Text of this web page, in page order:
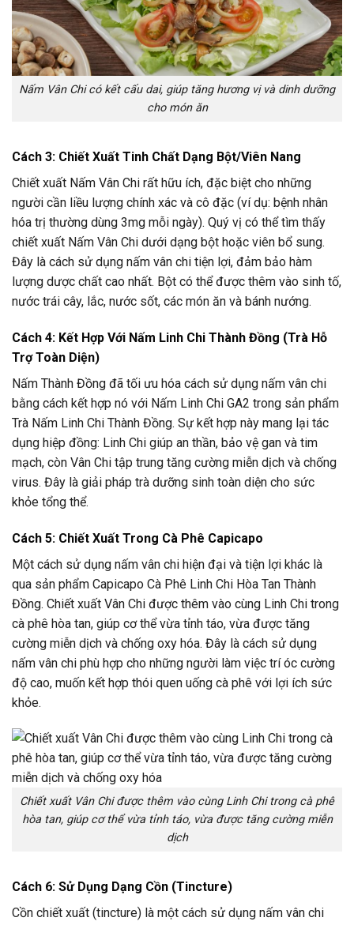
Nấm Vân Chi có kết cấu dai, giúp tăng hương vị và dinh dưỡng
cho món ăn
Cách 3: Chiết Xuất Tinh Chất Dạng Bột/Viên Nang
Chiết xuất Nấm Vân Chi rất hữu ích, đặc biệt cho những
người cần liều lượng chính xác và cô đặc (ví dụ: bệnh nhân
hóa trị thường dùng 3mg mỗi ngày). Quý vị có thể tìm thấy
chiết xuất Nấm Vân Chi dưới dạng bột hoặc viên bổ sung.
Đây là cách sử dụng nấm vân chi tiện lợi, đảm bảo hàm
lượng dược chất cao nhất. Bột có thể được thêm vào sinh tố,
nước trái cây, lắc, nước sốt, các món ăn và bánh nướng.
Cách 4: Kết Hợp Với Nấm Linh Chi Thành Đồng (Trà Hỗ
Trợ Toàn Diện)
Nấm Thành Đồng đã tối ưu hóa cách sử dụng nấm vân chi
bằng cách kết hợp nó với Nấm Linh Chi GA2 trong sản phẩm
Trà Nấm Linh Chi Thành Đồng. Sự kết hợp này mang lại tác
dụng hiệp đồng: Linh Chi giúp an thần, bảo vệ gan và tim
mạch, còn Vân Chi tập trung tăng cường miễn dịch và chống
virus. Đây là giải pháp trà dưỡng sinh toàn diện cho sức
khỏe tổng thể.
Cách 5: Chiết Xuất Trong Cà Phê Capicapo
Một cách sử dụng nấm vân chi hiện đại và tiện lợi khác là
qua sản phẩm Capicapo Cà Phê Linh Chi Hòa Tan Thành
Đồng. Chiết xuất Vân Chi được thêm vào cùng Linh Chi trong
cà phê hòa tan, giúp cơ thể vừa tỉnh táo, vừa được tăng
cường miễn dịch và chống oxy hóa. Đây là cách sử dụng
nấm vân chi phù hợp cho những người làm việc trí óc cường
độ cao, muốn kết hợp thói quen uống cà phê với lợi ích sức
khỏe.
Chiết xuất Vân Chi được thêm vào cùng Linh Chi trong cà phê
hòa tan, giúp cơ thể vừa tỉnh táo, vừa được tăng cường miễn
dịch
Cách 6: Sử Dụng Dạng Cồn (Tincture)
Cồn chiết xuất (tincture) là một cách sử dụng nấm vân chi